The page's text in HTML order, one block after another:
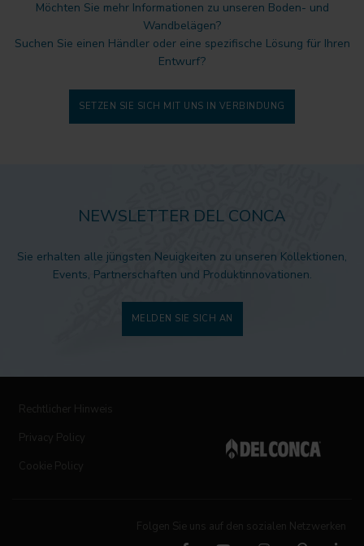
Möchten Sie mehr Informationen zu unseren Boden- und
Wandbelägen?
Suchen Sie einen Händler oder eine spezifische Lösung für Ihren
Entwurf?
SETZEN SIE SICH MIT UNS IN VERBINDUNG
NEWSLETTER DEL CONCA
Sie erhalten alle jüngsten Neuigkeiten zu unseren Kollektionen,
Events, Partnerschaften und Produktinnovationen.
MELDEN SIE SICH AN
Rechtlicher Hinweis
Privacy Policy
Cookie Policy
Folgen Sie uns auf den sozialen Netzwerken